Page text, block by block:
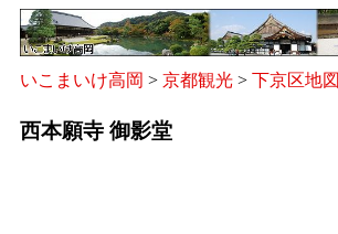
いこまいけ高岡 > 京都観光 > 下京区地図
西本願寺 御影堂